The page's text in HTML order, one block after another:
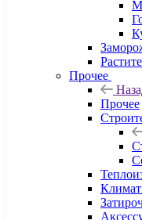
Прочее
Прочее